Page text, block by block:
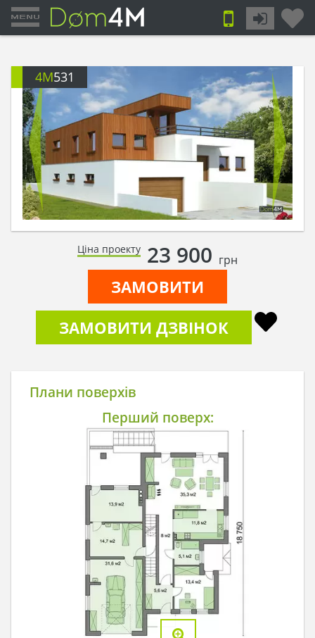
4M531
Ціна проекту 23 900 грн
ЗАМОВИТИ
ЗАМОВИТИ ДЗВІНОК
Плани поверхів
Перший поверх: